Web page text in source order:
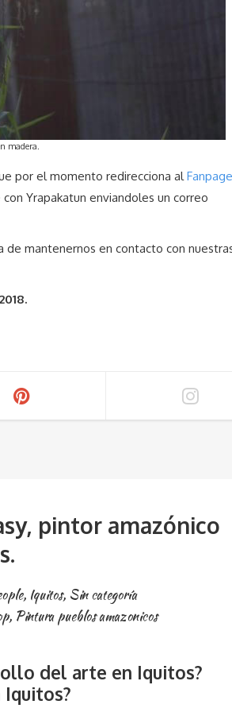
madera.
por el momento redirecciona alFanpage
Yrapakatun enviandoles un correo
de mantenernos en contacto con
pintor amazónico
, Iquitos, Sin categoría
, Pintura pueblos amazonicos
del arte en Iquitos?